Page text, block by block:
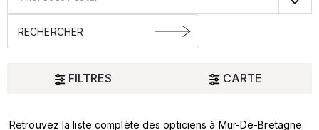
FILTRES CARTE
Retrouvez la liste complète des opticiens à Mur-De-Bretagne.